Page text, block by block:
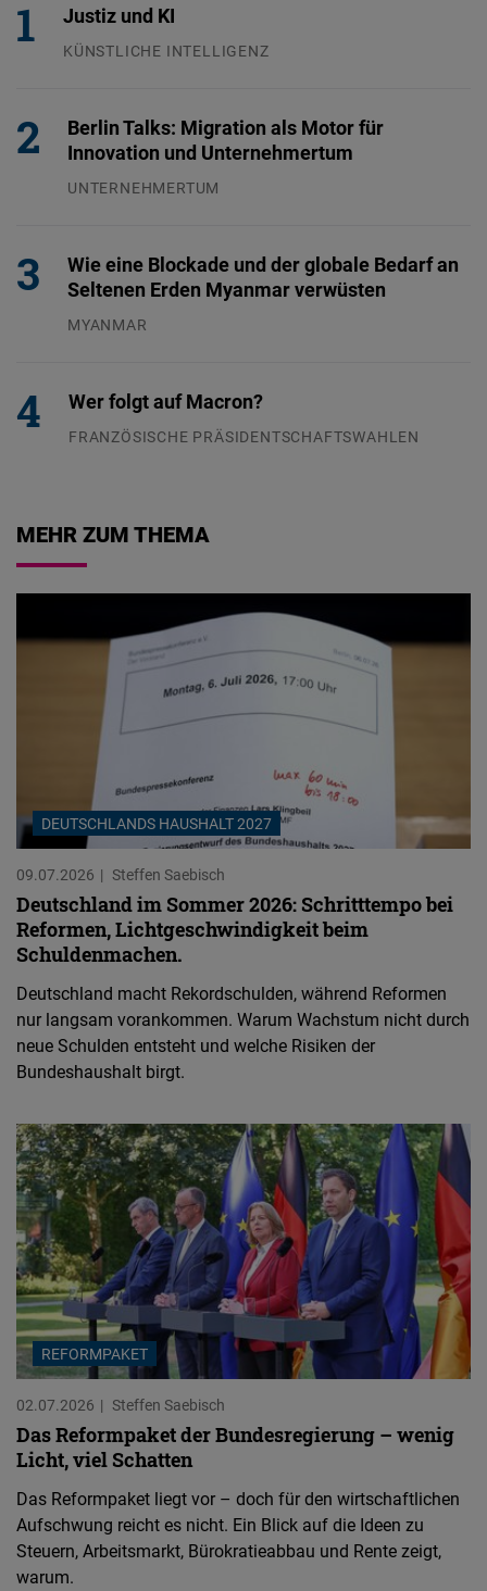
Justiz und KI
KÜNSTLICHE INTELLIGENZ
Berlin Talks: Migration als Motor für
Innovation und Unternehmertum
UNTERNEHMERTUM
Wie eine Blockade und der globale Bedarf an
Seltenen Erden Myanmar verwüsten
MYANMAR
Wer folgt auf Macron?
FRANZÖSISCHE PRÄSIDENTSCHAFTSWAHLEN
MEHR ZUM THEMA
DEUTSCHLANDS HAUSHALT 2027
09.07.2026 Steffen Saebisch
Deutschland im Sommer 2026: Schritttempo bei
Reformen, Lichtgeschwindigkeit beim
Schuldenmachen.
Deutschland macht Rekordschulden, während Reformen
nur langsam vorankommen. Warum Wachstum nicht durch
neue Schulden entsteht und welche Risiken der
Bundeshaushalt birgt.
REFORMPAKET
02.07.2026 Steffen Saebisch
Das Reformpaket der Bundesregierung – wenig
Licht, viel Schatten
Das Reformpaket liegt vor – doch für den wirtschaftlichen
Aufschwung reicht es nicht. Ein Blick auf die Ideen zu
Steuern, Arbeitsmarkt, Bürokratieabbau und Rente zeigt,
warum.